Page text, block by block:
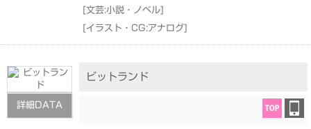
[文芸:小説・ノベル]
[イラスト・CG:アナログ]
詳細DATA
ビットランド